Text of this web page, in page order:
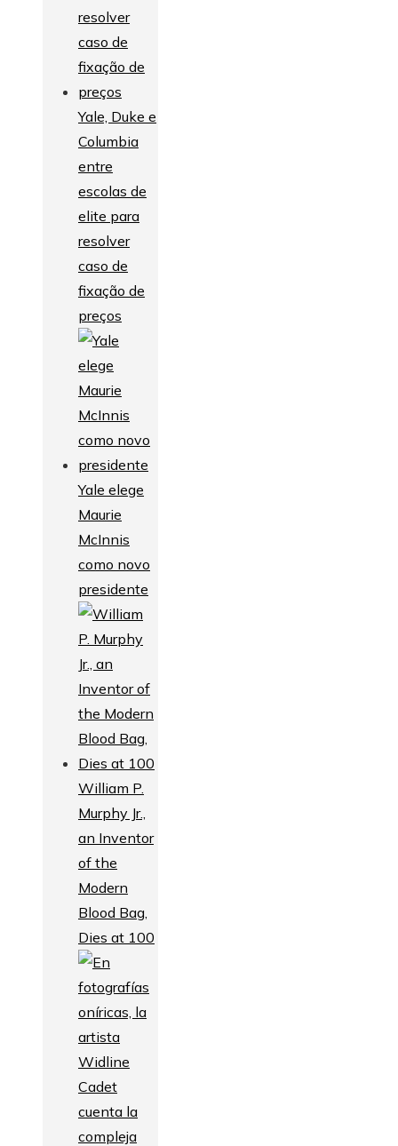
Yale, Duke e
Columbia
entre
escolas de
elite para
resolver
caso de
fixação de
preços
Yale elege
Maurie
McInnis
como novo
presidente
William P.
Murphy Jr.,
an Inventor
of the
Modern
Blood Bag,
Dies at 100